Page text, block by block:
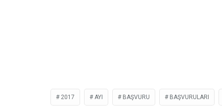
2017 AYI BAŞVURU BAŞVURULARI